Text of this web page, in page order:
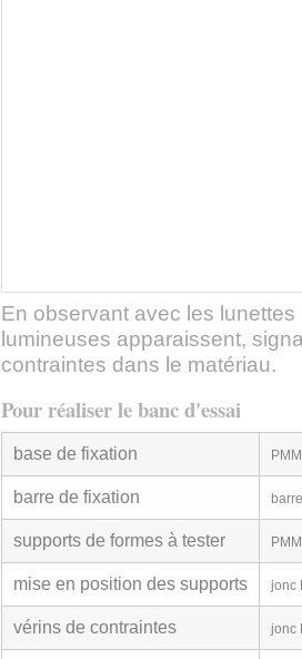
En observant avec les
lumineuses apparaissent,
contraintes dans le matériau.
Pour réaliser le banc d'essai
base de fixation
barre de fixation
supports de formes à tester
mise en position des supports jonc
vérins de contraintes jonc